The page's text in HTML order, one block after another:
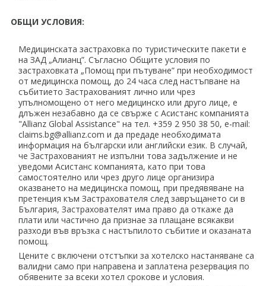
ОБЩИ УСЛОВИЯ:
Медицинската застраховка по туристическите пакети е
на ЗАД „Алианц”. Съгласно Общите условия по
застраховката „Помощ при пътуване” при необходимост
от медицинска помощ, до 24 часа след настъпване на
събитието Застрахованият лично или чрез
упълномощено от него медицинско или друго лице, е
длъжен незабавно да се свърже с Асистанс компанията
"Allianz Global Assistance" на тел. +359 2 950 38 50, е-mail:
claims.bg@allianz.com и да предаде необходимата
информация на български или английски език. В случай,
че Застрахованият не изпълни това задължение и не
уведоми Асистанс компанията, като при това
самостоятелно или чрез друго лице организира
оказването на медицинска помощ, при предявяване на
претенция към Застрахователя след завръщането си в
България, Застрахователят има право да откаже да
плати или частично да признае за плащане всякакви
разходи във връзка с настъпилото събитие и оказаната
помощ.
Цените с включени отстъпки за хотелско настаняване са
валидни само при направена и заплатена резервация по
обявените за всеки хотел срокове и условия.